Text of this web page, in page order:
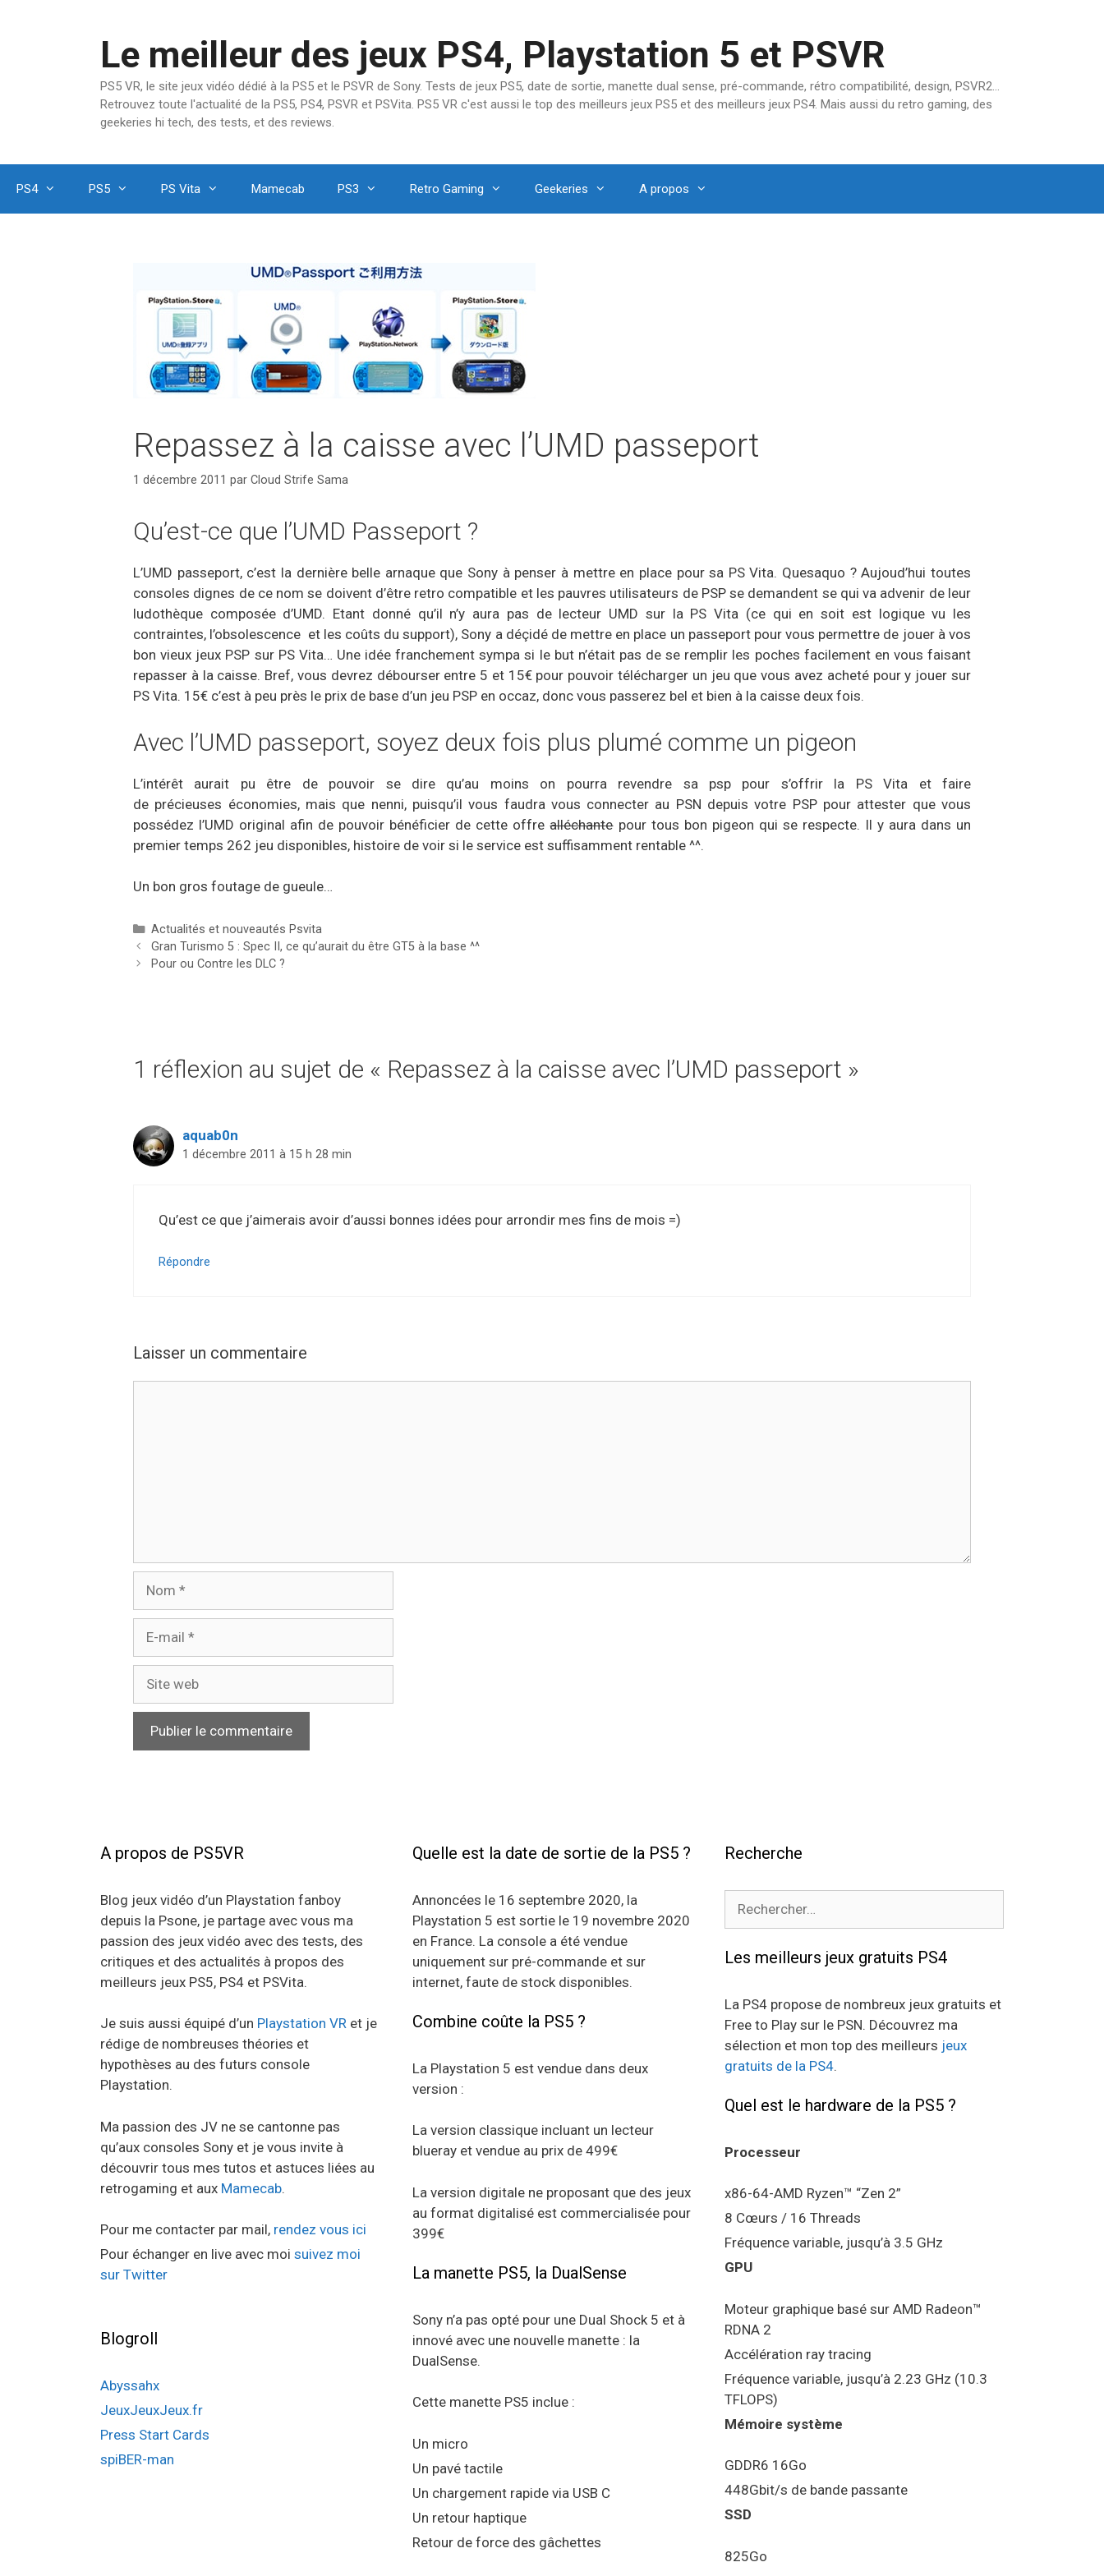
Le meilleur des jeux PS4, Playstation 5 et PSVR
PS5 VR, le site jeux vidéo dédié à la PS5 et le PSVR de Sony. Tests de jeux PS5, date de sortie, manette dual sense, pré-commande, rétro compatibilité, design, PSVR2…
Retrouvez toute l'actualité de la PS5, PS4, PSVR et PSVita. PS5 VR c'est aussi le top des meilleurs jeux PS5 et des meilleurs jeux PS4. Mais aussi du retro gaming, des
geekeries hi tech, des tests, et des reviews.
PS4 PS5 PS Vita Mamecab PS3 Retro Gaming Geekeries A propos
Repassez à la caisse avec l’UMD passeport
1 décembre 2011 par Cloud Strife Sama
Qu’est-ce que l’UMD Passeport ?
L’UMD passeport, c’est la dernière belle arnaque que Sony à penser à mettre en place pour sa PS Vita. Quesaquo ? Aujoud’hui toutes
consoles dignes de ce nom se doivent d’être retro compatible et les pauvres utilisateurs de PSP se demandent se qui va advenir de leur
ludothèque composée d’UMD. Etant donné qu’il n’y aura pas de lecteur UMD sur la PS Vita (ce qui en soit est logique vu les
contraintes, l’obsolescence et les coûts du support), Sony a déçidé de mettre en place un passeport pour vous permettre de jouer à vos
bon vieux jeux PSP sur PS Vita… Une idée franchement sympa si le but n’était pas de se remplir les poches facilement en vous faisant
repasser à la caisse. Bref, vous devrez débourser entre 5 et 15€ pour pouvoir télécharger un jeu que vous avez acheté pour y jouer sur
PS Vita. 15€ c’est à peu près le prix de base d’un jeu PSP en occaz, donc vous passerez bel et bien à la caisse deux fois.
Avec l’UMD passeport, soyez deux fois plus plumé comme un pigeon
L’intérêt aurait pu être de pouvoir se dire qu’au moins on pourra revendre sa psp pour s’offrir la PS Vita et faire
de précieuses économies, mais que nenni, puisqu’il vous faudra vous connecter au PSN depuis votre PSP pour attester que vous
possédez l’UMD original afin de pouvoir bénéficier de cette offrealléchantepour tous bon pigeon qui se respecte. Il y aura dans un
premier temps 262 jeu disponibles, histoire de voir si le service est suffisamment rentable ^^.
Un bon gros foutage de gueule…
Catégories
Actualités et nouveautés Psvita
Gran Turismo 5 : Spec II, ce qu’aurait du être GT5 à la base ^^
Pour ou Contre les DLC ?
1 réflexion au sujet de « Repassez à la caisse avec l’UMD passeport »
aquab0n
1 décembre 2011 à 15 h 28 min
Qu’est ce que j’aimerais avoir d’aussi bonnes idées pour arrondir mes fins de mois =)
Répondre
Laisser un commentaire
mail
web
A propos de PS5VR
Blog jeux vidéo d’un Playstation fanboy
depuis la Psone, je partage avec vous ma
passion des jeux vidéo avec des tests, des
critiques et des actualités à propos des
meilleurs jeux PS5, PS4 et PSVita.
Je suis aussi équipé d’un Playstation VR et je
rédige de nombreuses théories et
hypothèses au des futurs console
Playstation.
Ma passion des JV ne se cantonne pas
qu’aux consoles Sony et je vous invite à
découvrir tous mes tutos et astuces liées au
retrogaming et aux Mamecab.
Pour me contacter par mail, rendez vous ici
Pour échanger en live avec moi suivez moi
sur Twitter
Blogroll
Abyssahx
JeuxJeuxJeux.fr
Press Start Cards
spiBER-man
Quelle est la date de sortie de la PS5 ?
Annoncées le 16 septembre 2020, la
Playstation 5 est sortie le 19 novembre 2020
en France. La console a été vendue
uniquement sur pré-commande et sur
internet, faute de stock disponibles.
Combine coûte la PS5 ?
La Playstation 5 est vendue dans deux
version :
La version classique incluant un lecteur
blueray et vendue au prix de 499€
La version digitale ne proposant que des jeux
au format digitalisé est commercialisée pour
399€
La manette PS5, la DualSense
Sony n’a pas opté pour une Dual Shock 5 et à
innové avec une nouvelle manette : la
DualSense.
Cette manette PS5 inclue :
Un micro
Un pavé tactile
Un chargement rapide via USB C
Un retour haptique
Retour de force des gâchettes
Recherche
Les meilleurs jeux gratuits PS4
La PS4 propose de nombreux jeux gratuits et
Free to Play sur le PSN. Découvrez ma
sélection et mon top des meilleurs jeux
gratuits de la PS4.
Quel est le hardware de la PS5 ?
Processeur
x86-64-AMD Ryzen™ “Zen 2”
8 Cœurs / 16 Threads
Fréquence variable, jusqu’à 3.5 GHz
GPU
Moteur graphique basé sur AMD Radeon™
RDNA 2
Accélération ray tracing
Fréquence variable, jusqu’à 2.23 GHz (10.3
TFLOPS)
Mémoire système
GDDR6 16Go
448Gbit/s de bande passante
SSD
825Go